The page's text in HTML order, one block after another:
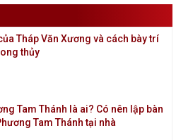
Tháp Văn Xương và cách bày trí
thủy
Tam Thánh là ai? Có nên lập bàn
Tam Thánh tại nhà